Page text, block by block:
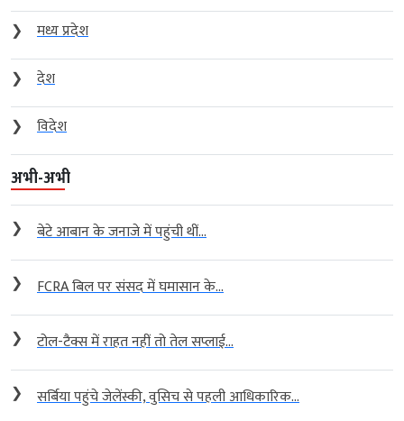
❯
मध्य प्रदेश
❯
देश
❯
विदेश
अभी-अभी
❯ बेटे आबान के जनाजे में पहुंची थीं...
❯ FCRA बिल पर संसद में घमासान के...
❯ टोल-टैक्स में राहत नहीं तो तेल सप्लाई...
❯ सर्बिया पहुंचे जेलेंस्की, वुसिच से पहली आधिकारिक...